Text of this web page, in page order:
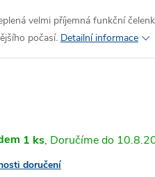
velmi příjemná funkční
počasí. Detailní informace
1 ks
doručení